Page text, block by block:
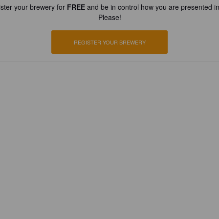
your brewery for FREEand be in control how you are presented
Please!
REGISTER YOUR BREWERY